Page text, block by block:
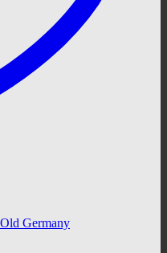
Germany